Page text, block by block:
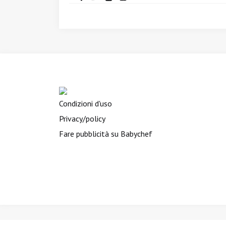
Condizioni d'uso
Privacy/policy
Fare pubblicità su Babychef